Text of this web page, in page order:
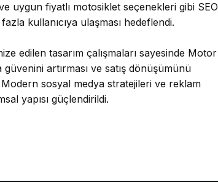
uygun fiyatlı motosiklet seçenekleri gibi SEO
kullanıcıya ulaşması hedeflendi.
edilen tasarım çalışmaları sayesinde Motor
artırması ve satış dönüşümünü
sosyal medya stratejileri ve reklam
yapısı güçlendirildi.